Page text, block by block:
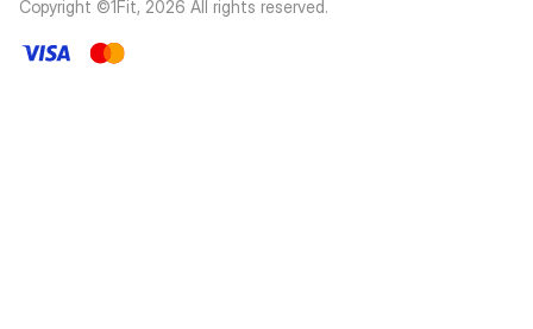
Copyright ©1Fit, 2026 All rights reserved.